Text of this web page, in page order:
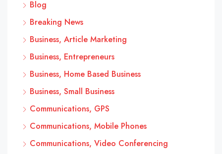
Blog
Breaking News
Business, Article Marketing
Business, Entrepreneurs
Business, Home Based Business
Business, Small Business
Communications, GPS
Communications, Mobile Phones
Communications, Video Conferencing